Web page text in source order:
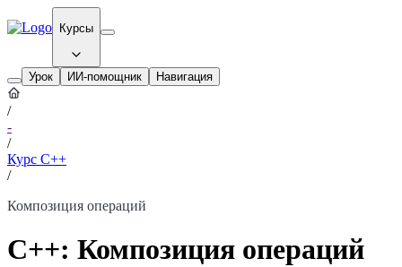
Курсы
Урок ИИ-помощник Навигация
/
-
/
Курс C++
/
Композиция операций
С++: Композиция операций